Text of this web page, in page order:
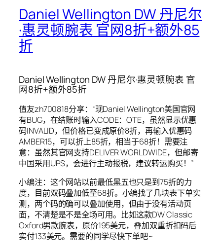
Daniel Wellington DW 丹尼尔
·惠灵顿腕表 官网8折+额外85
折
Daniel Wellington DW 丹尼尔·惠灵顿腕表 官
网8折+额外85折
值友zh700818分享：“现Daniel Wellington美国官网
有BUG，在结账时输入CODE：OTE，虽然显示优惠
码INVALID，但价格已变成原价8折，再输入优惠码
AMBER15，可以折上85折，相当于68折！需要注
意：虽然其官网支持DELIVER WORLDWIDE，但邮寄
中国采用UPS，会进行主动报税，建议转运购买！”
小编注：这个网站以前最低黑五也只是到75折的力
度，目前双码叠加低至68折。小编找了几块表下单实
测，两个码的确可以叠加使用，但由于没有活动页
面，不清楚是不是全场可用。比如这款DW Classic
Oxford男款腕表，原价195美元，叠加双重折扣码后
实付133美元。需要的同学尽快下单吧~